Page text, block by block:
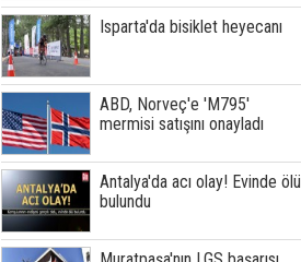
Isparta'da bisiklet heyecanı
ABD, Norveç'e 'M795'
mermisi satışını onayladı
Antalya'da acı olay! Evinde ölü
bulundu